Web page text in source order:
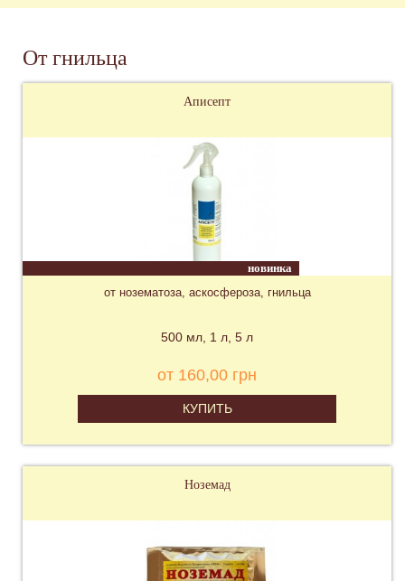
От гнильца
Аписепт
новинка
от нозематоза, аскосфероза, гнильца
500 мл 1 л 5 л
от 160,00 грн
КУПИТЬ
Ноземад